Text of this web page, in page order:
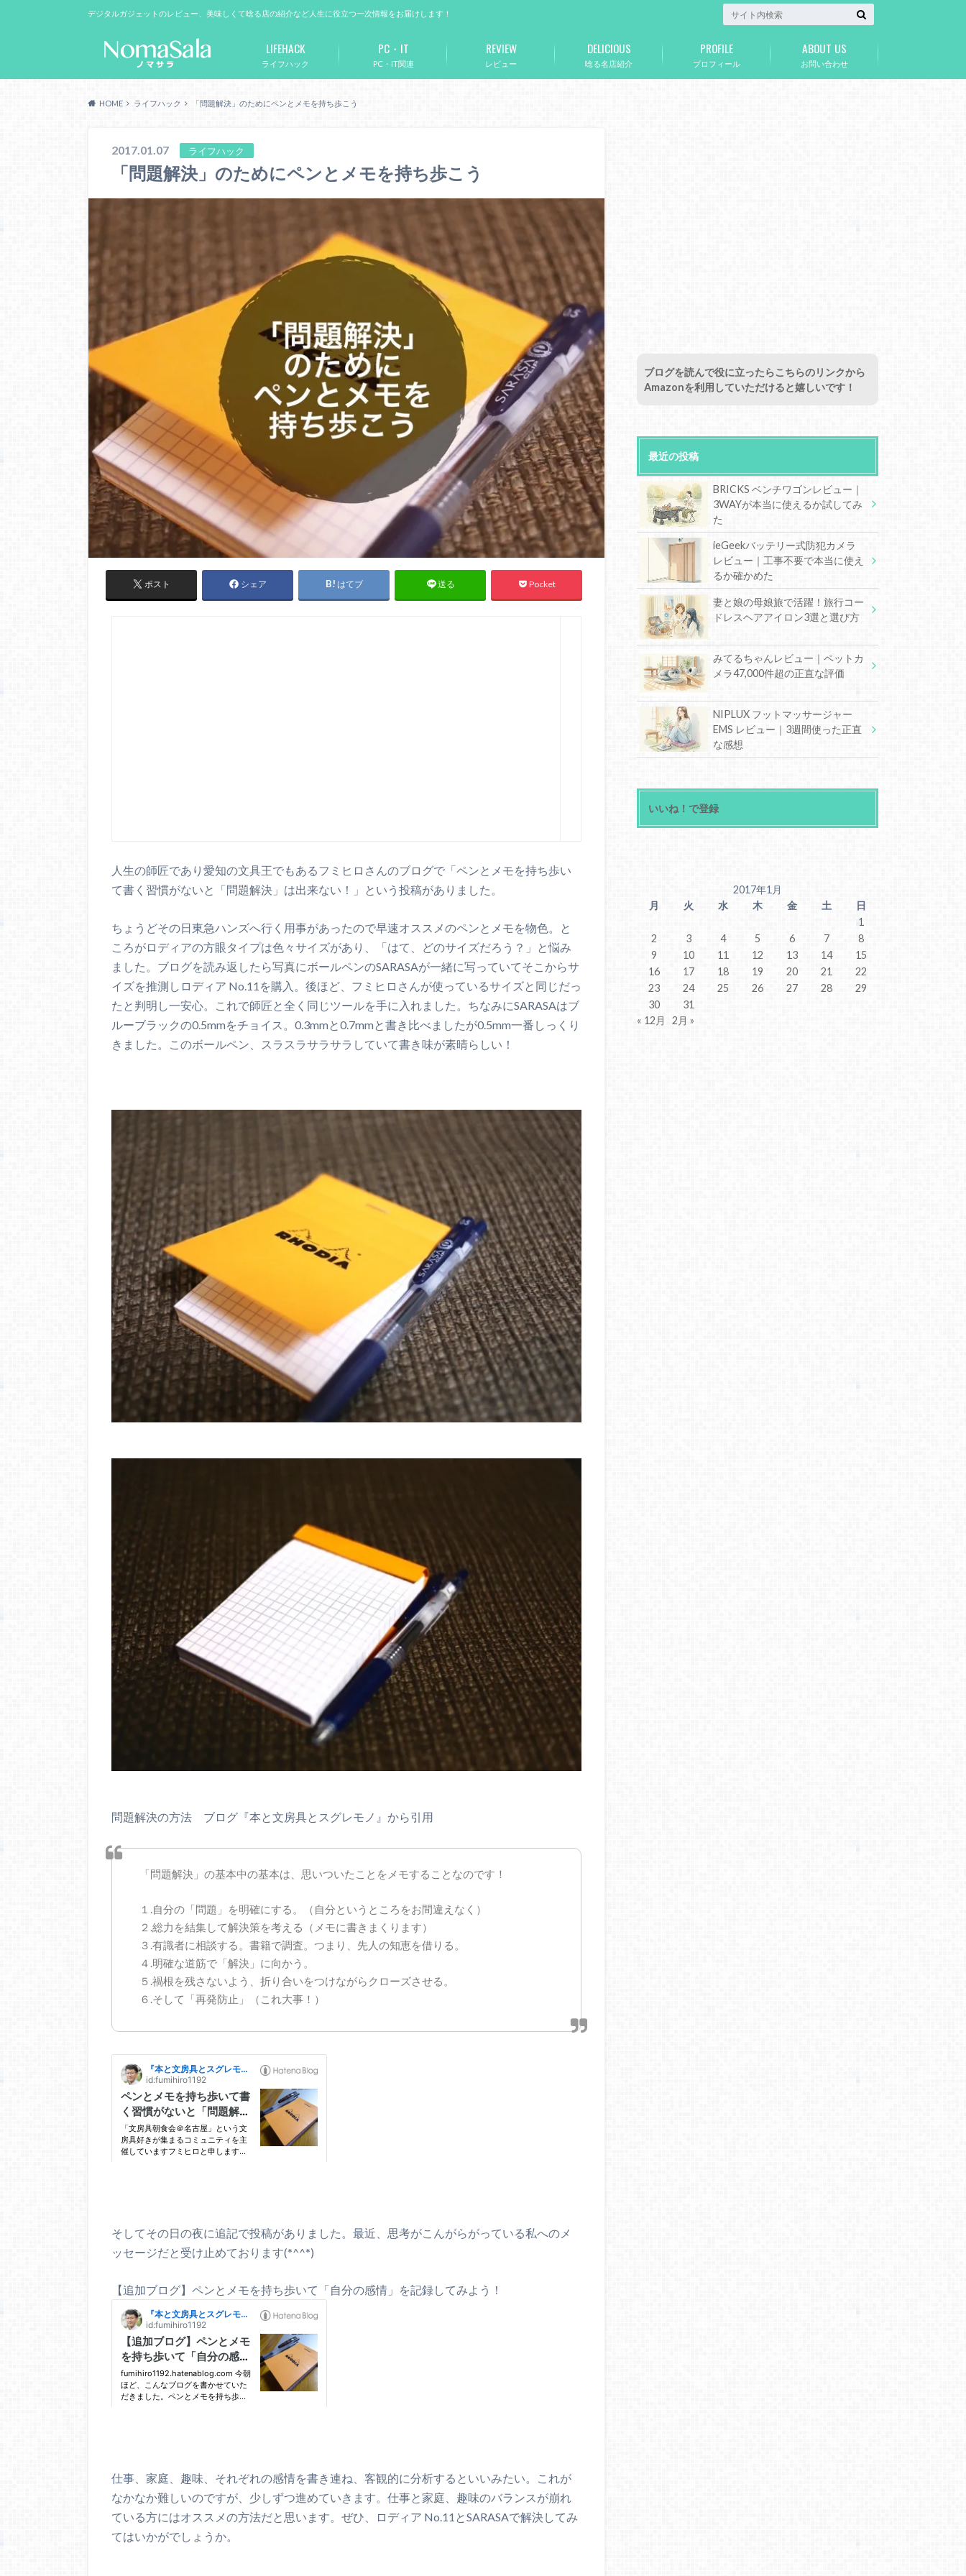
デジタルガジェットのレビュー、美味しくて唸る店の紹介など人生に役立つ一次情報をお届けします！
ライフハック
LIFEHACK
PC・IT関連
PC・IT
レビュー
REVIEW
唸る名店紹介
DELICIOUS
プロフィール
PROFILE
お問い合わせ
ABOUT US
HOME ライフハック 「問題解決」のためにペンとメモを持ち歩こう
2017.01.07 ライフハック
「問題解決」のためにペンとメモを持ち歩こう
ポスト シェア はてブ 送る Pocket
人生の師匠であり愛知の文具王でもあるフミヒロさんのブログで「ペンとメモを持ち歩い
て書く習慣がないと「問題解決」は出来ない！」という投稿がありました。
ちょうどその日東急ハンズへ行く用事があったので早速オススメのペンとメモを物色。と
ころがロディアの方眼タイプは色々サイズがあり、「はて、どのサイズだろう？」と悩み
ました。ブログを読み返したら写真にボールペンのSARASAが一緒に写っていてそこからサ
イズを推測しロディア No.11を購入。後ほど、フミヒロさんが使っているサイズと同じだっ
たと判明し一安心。これで師匠と全く同じツールを手に入れました。ちなみにSARASAはブ
ルーブラックの0.5mmをチョイス。0.3mmと0.7mmと書き比べましたが0.5mm一番しっくり
きました。このボールペン、スラスラサラサラしていて書き味が素晴らしい！
問題解決の方法 ブログ『本と文房具とスグレモノ』から引用
「問題解決」の基本中の基本は、思いついたことをメモすることなのです！
１.自分の「問題」を明確にする。（自分というところをお間違えなく）
２.総力を結集して解決策を考える（メモに書きまくります）
３.有識者に相談する。書籍で調査。つまり、先人の知恵を借りる。
４.明確な道筋で「解決」に向かう。
５.禍根を残さないよう、折り合いをつけながらクローズさせる。
６.そして「再発防止」（これ大事！）
そしてその日の夜に追記で投稿がありました。最近、思考がこんがらがっている私へのメ
ッセージだと受け止めております(*^^*)
【追加ブログ】ペンとメモを持ち歩いて「自分の感情」を記録してみよう！
仕事、家庭、趣味、それぞれの感情を書き連ね、客観的に分析するといいみたい。これが
なかなか難しいのですが、少しずつ進めていきます。仕事と家庭、趣味のバランスが崩れ
ている方にはオススメの方法だと思います。ぜひ、ロディア No.11とSARASAで解決してみ
てはいかがでしょうか。
ブログを読んで役に立ったらこちらのリンクから
Amazonを利用していただけると嬉しいです！
最近の投稿
BRICKS ベンチワゴンレビュー｜
3WAYが本当に使えるか試してみ
た
ieGeekバッテリー式防犯カメラ
レビュー｜工事不要で本当に使え
るか確かめた
妻と娘の母娘旅で活躍！旅行コー
ドレスヘアアイロン3選と選び方
みてるちゃんレビュー｜ペットカ
メラ47,000件超の正直な評価
NIPLUX フットマッサージャー
EMS レビュー｜3週間使った正直
な感想
いいね！で登録
2017年1月
月
火 水 木 金 土
日
1
2
3 4 5 6 7
8
9
10 11 12 13 14
15
16
17 18 19 20 21
22
23
24 25 26 27 28
29
30
31
« 12月
2月 »